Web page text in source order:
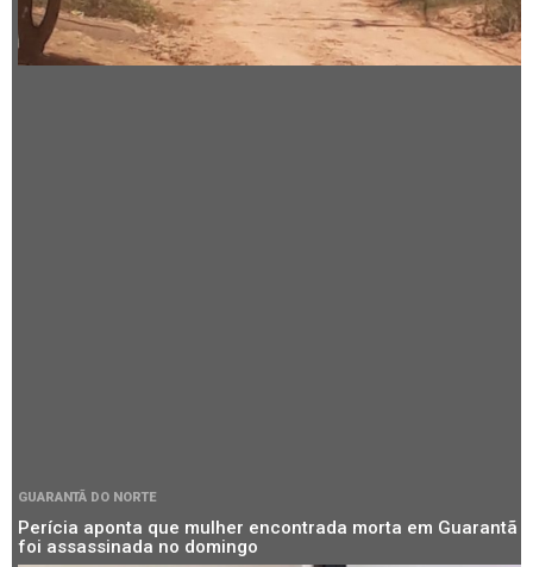
GUARANTÃ DO NORTE
Perícia aponta que mulher encontrada morta em Guarantã
foi assassinada no domingo